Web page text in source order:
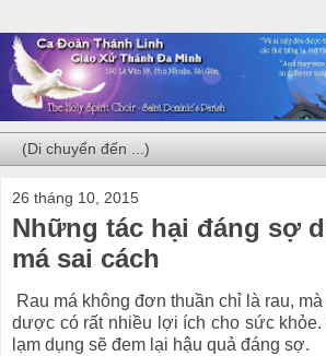
26 tháng 10, 2015
Những tác hại đáng sợ
má sai cách
Rau má không đơn thuần chỉ là rau,
dược có rất nhiều lợi ích cho sức khỏe.
lạm dụng sẽ đem lại hậu quả đáng sợ.